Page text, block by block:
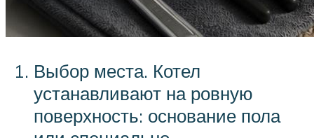
Выбор места. Котел
устанавливают на ровную
поверхность: основание пола